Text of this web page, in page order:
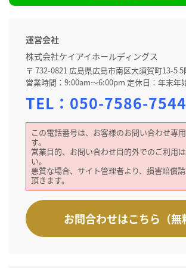
運営会社
株式会社ケイアイホールディングス
〒 732-0821 広島県広島市南区大須賀町13-5 5
営業時間：9:00am～6:00pm 定休日：年末年
TEL： 050-7586-7544
この電話番号は、お客様のお問い合わせ専
す。
営業目的、お問い合わせ目的外でのご利用
い。
悪質な場合、サイト管理者より、損害賠償
頂きます。
お問合わせはこちら（無